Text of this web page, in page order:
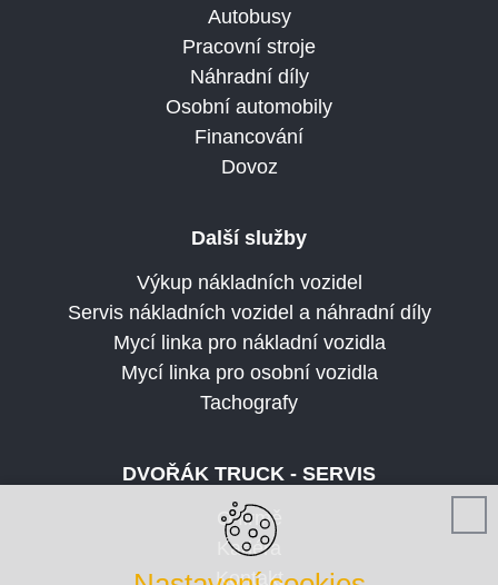
Autobusy
Pracovní stroje
Náhradní díly
Osobní automobily
Financování
Dovoz
Další služby
Výkup nákladních vozidel
Servis nákladních vozidel a náhradní díly
Mycí linka pro nákladní vozidla
Mycí linka pro osobní vozidla
Tachografy
DVOŘÁK TRUCK - SERVIS
O firmě
Kariéra
Kontakt